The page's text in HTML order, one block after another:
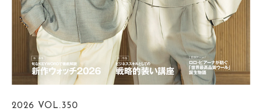
2026 VOL.350